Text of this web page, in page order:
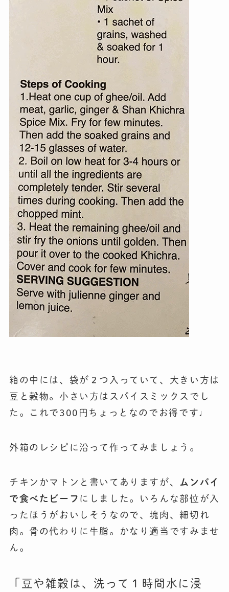
箱の中には、袋が２つ入っていて、大きい方は
豆と穀物。小さい方はスパイスミックスでし
た。これで300円ちょっとなのでお得です♩
外箱のレシピに沿って作ってみましょう。
チキンかマトンと書いてありますが、
ムンバイ
で食べたビーフ にしました。いろんな部位が入
ったほうがおいしそうなので、塊肉、細切れ
肉。骨の代わりに牛脂。かなり適当ですみませ
ん。
「豆や雑穀は、洗って１時間水に浸